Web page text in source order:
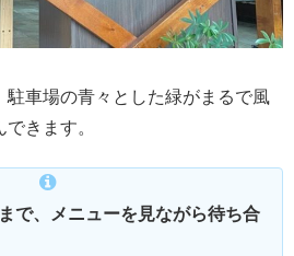
駐車場の青々とした緑がまるで風
きます。
で、メニューを見ながら待ち合